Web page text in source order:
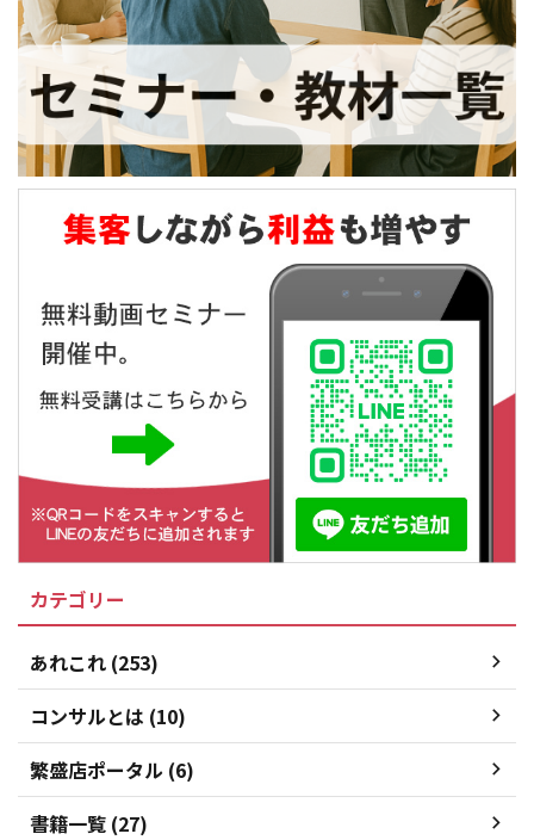
カテゴリー
あれこれ (253)
コンサルとは (10)
繁盛店ポータル (6)
書籍一覧 (27)